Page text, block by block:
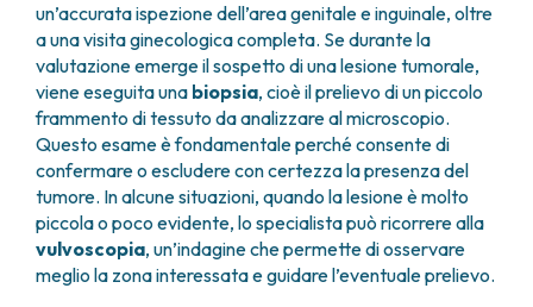
un’accurata ispezione dell’area genitale e inguinale, oltre
a una visita ginecologica completa. Se durante la
valutazione emerge il sospetto di una lesione tumorale,
viene eseguita una biopsia, cioè il prelievo di un piccolo
frammento di tessuto da analizzare al microscopio.
Questo esame è fondamentale perché consente di
confermare o escludere con certezza la presenza del
tumore. In alcune situazioni, quando la lesione è molto
piccola o poco evidente, lo specialista può ricorrere alla
vulvoscopia, un’indagine che permette di osservare
meglio la zona interessata e guidare l’eventuale prelievo.